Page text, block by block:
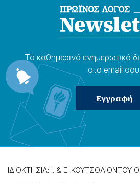
Το καθημερɩνό ενημερωτɩκό
στο email σου.
ΙΔΙΟΚΤΗΣΙΑ: Ι. & Ε. ΚΟΥΤΣΟΛΙΟΝΤΟΥ